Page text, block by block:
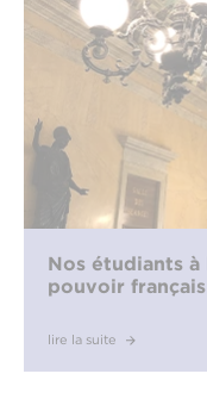
Nos étudiants
pouvoir
lire la suite